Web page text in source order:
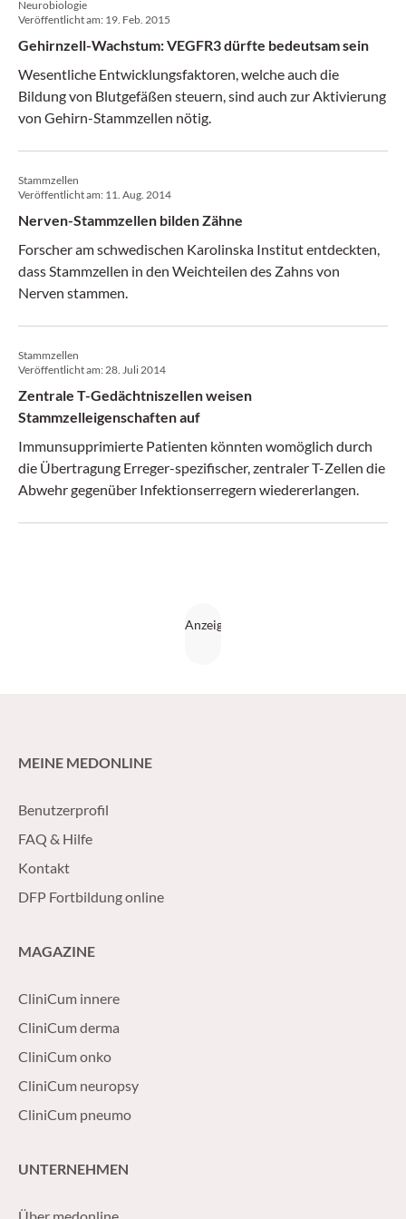
Neurobiologie
Veröffentlicht am: 19. Feb. 2015
Gehirnzell-Wachstum: VEGFR3 dürfte bedeutsam sein
Wesentliche Entwicklungsfaktoren, welche auch die
Bildung von Blutgefäßen steuern, sind auch zur Aktivierung
von Gehirn-Stammzellen nötig.
Stammzellen
Veröffentlicht am: 11. Aug. 2014
Nerven-Stammzellen bilden Zähne
Forscher am schwedischen Karolinska Institut entdeckten,
dass Stammzellen in den Weichteilen des Zahns von
Nerven stammen.
Stammzellen
Veröffentlicht am:28. Juli 2014
Zentrale T-Ge­dächt­nis­zel­len­ weisen
Stammzelleigenschaften auf
Immunsupprimierte Patienten könnten womöglich durch
die Übertragung Erreger-spezifischer, zentraler T-Zellen die
Abwehr gegenüber Infektionserregern wiedererlangen.
MEINE MEDONLINE
Benutzerprofil
FAQ & Hilfe
Kontakt
DFP Fortbildung online
MAGAZINE
CliniCum innere
CliniCum derma
CliniCum onko
CliniCum neuropsy
CliniCum pneumo
UNTERNEHMEN